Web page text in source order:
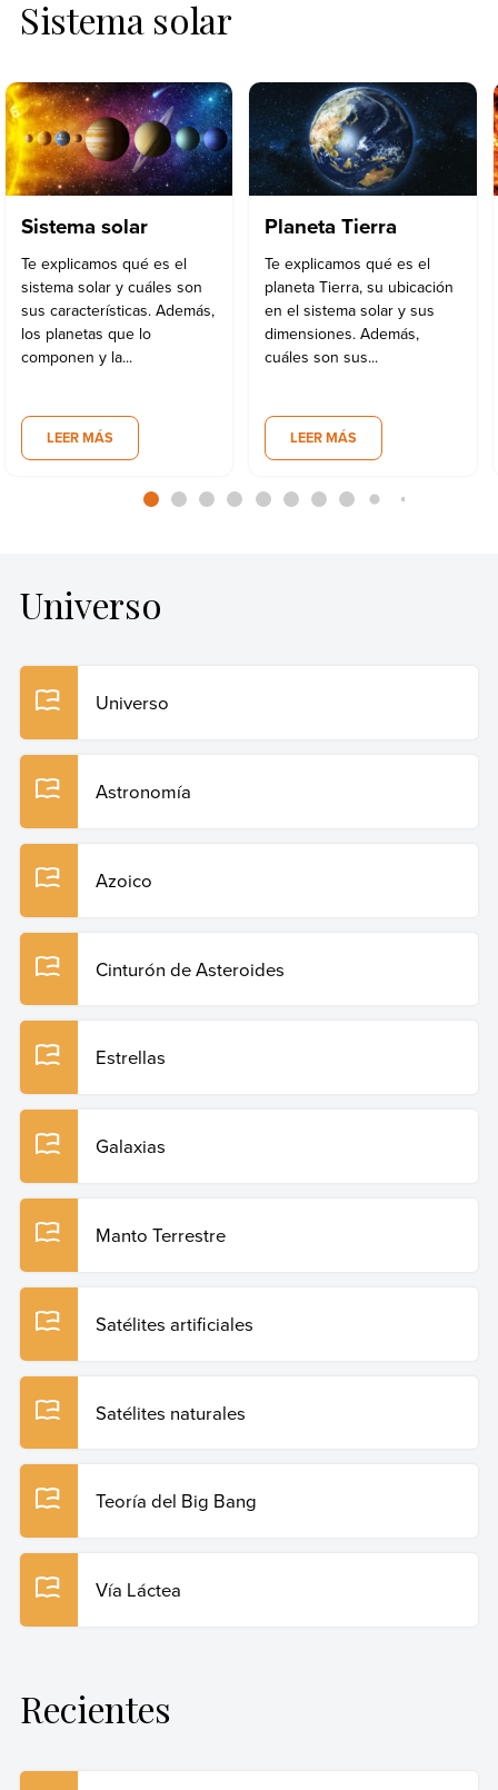
Sistema solar
Sistema solar
Te explicamos qué es el
sistema solar y cuáles son
sus características. Además,
los planetas que lo
componen y la...
LEER MÁS
Planeta Tierra
Te explicamos qué es el
planeta Tierra, su ubicación
en el sistema solar y sus
dimensiones. Además,
cuáles son sus...
LEER MÁS
Universo
Universo
Astronomía
Azoico
Cinturón de Asteroides
Estrellas
Galaxias
Manto Terrestre
Satélites artificiales
Satélites naturales
Teoría del Big Bang
Vía Láctea
Recientes